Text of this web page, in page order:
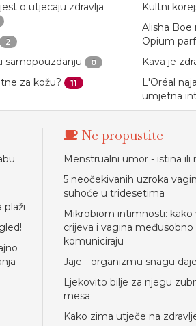
o utjecaju zdravlja
2
samopouzdanju 0
za kožu? 11
Kultni
Alisha
Opium
Kava je
L'Oréal
umjetna
plaži
Ne propustite
Menstrualni umor - istina ili
5 neočekivanih uzroka
suhoće u tridesetima
Mikrobiom intimnosti: kako
crijeva i vagina međusobno
komuniciraju
Jaje - organizmu snagu daje
Ljekovito bilje za njegu
mesa
Kako zima utječe na